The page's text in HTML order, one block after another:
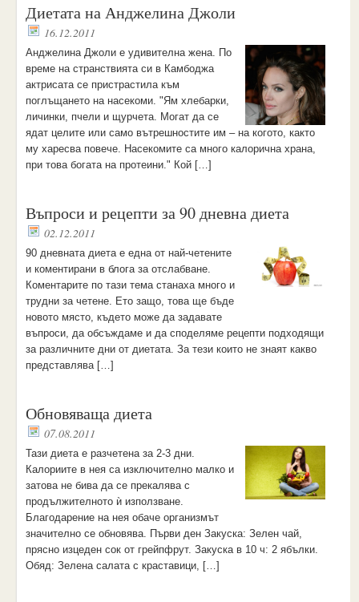
Диетата на Анджелина Джоли
16.12.2011
Анджелина Джоли е удивителна жена. По
време на странствията си в Камбоджа
актрисата се пристрастила към
поглъщането на насекоми. "Ям хлебарки,
личинки, пчели и щурчета. Могат да се
ядат целите или само вътрешностите им – на когото, както
му харесва повече. Насекомите са много калорична храна,
при това богата на протеини." Кой […]
Въпроси и рецепти за 90 дневна диета
02.12.2011
90 дневната диета е една от най-четените
и коментирани в блога за отслабване.
Коментарите по тази тема станаха много и
трудни за четене. Ето защо, това ще бъде
новото място, където може да задавате
въпроси, да обсъждаме и да споделяме рецепти подходящи
за различните дни от диетата. За тези които не знаят какво
представлява […]
Обновяваща диета
07.08.2011
Тази диета е разчетена за 2-3 дни.
Калориите в нея са изключително малко и
затова не бива да се прекалява с
продължителното ѝ използване.
Благодарение на нея обаче организмът
значително се обновява. Първи ден Закуска: Зелен чай,
прясно изцеден сок от грейпфрут. Закуска в 10 ч: 2 ябълки.
Обяд: Зелена салата с краставици, […]